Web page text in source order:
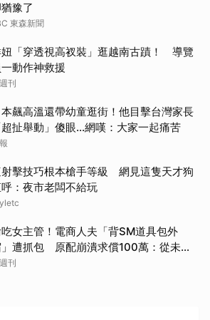
豫了
東森新聞
「穿透視高衩裝」逛越南古蹟！ 導覽
一動作神救援
刊
本飆高溫還帶幼童逛街！他目擊台灣家長
超扯舉動」傻眼...網嘆：大家一起痛苦
擊技巧根本槍手等級 網見這隻天才狗
：夜市老闆不給玩
女主管！電商人夫「背SM道具包外
遭抓包 原配崩潰求償100萬：從未用
類
刊